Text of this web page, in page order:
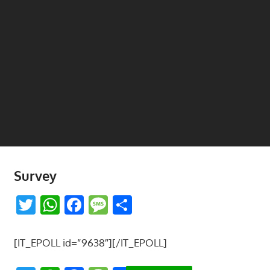
Survey
TwitterWhatsApp
FacebookMessage
[IT_EPOLL id=”9638″][/IT_EPOLL]